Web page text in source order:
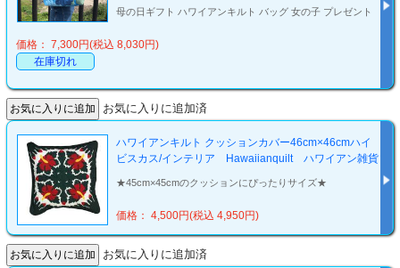
母の日ギフト ハワイアンキルト バッグ 女の子 プレゼント
価格： 7,300円(税込 8,030円)
在庫切れ
お気に入りに追加済
ハワイアンキルト クッションカバー46cm×46cmハイ
ビスカス/インテリア Hawaiianquilt ハワイアン雑貨
★45cm×45cmのクッションにぴったりサイズ★
価格： 4,500円(税込 4,950円)
お気に入りに追加済